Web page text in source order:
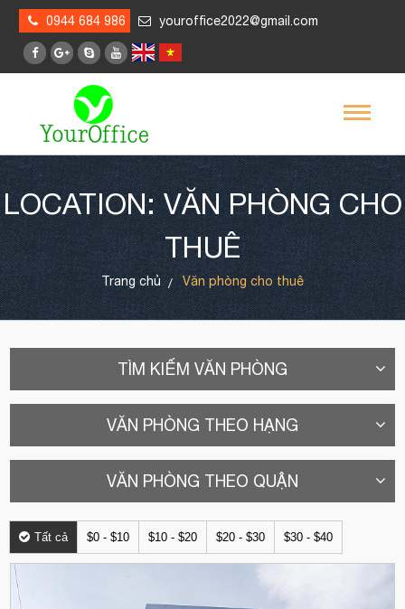
0944 684 986 youroffice2022@gmail.com
LOCATION: VĂN PHÒNG CHO
THUÊ
Trang chủ Văn phòng cho thuê
TÌM KIẾM VĂN PHÒNG
VĂN PHÒNG THEO HẠNG
VĂN PHÒNG THEO QUẬN
Tất cả $0 - $10 $10 - $20 $20 - $30 $30 - $40